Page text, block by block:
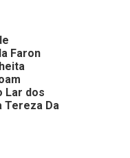
Faron
Lar dos
Tereza Da